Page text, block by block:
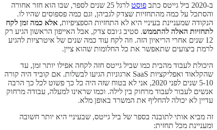
ב-2020 ביל גייטס כתב
פוסט
לרגל 25 שנים לספר, שבו הוא חזר אחורה
והסתכל על כמה מהתחזיות שצדק לגביהן, וגם כמה פספוסים שהיו לו.
הנקודה שמעניינת בעיניי היא לא התחזיות הספציפיות, אלא כמה זמן לקח
לתחזיות האלה להתממש. סטיב ג׳ובס צדק, אבל האייפון הראשון הגיע רק
12 שנים אחרי הריאיון הזה. וזה לקח עוד כמה שנים של איטרציות להגיע
לרמת ביצועים שתאפשר את כל החלומות שהוא ציין.
היכולת לעבוד מהבית כמו שביל גייטס חזה לקחה אפילו יותר זמן, עד
שהקלאוד ואפליקציות SaaS ארגוניות הגיעו לבשלות. אם קוביד היה קורה
5-10 שנים לפני 2020, אני לא בטוח שזה היה כל כך פשוט לכל כך הרבה
אנשים לעבור לעבוד מרחוק בין לילה. וכמו שראינו למעלה, עבודה מרחוק
עדיין לא יכולה להחליף את המשרד באופן מלא.
זה מביא אותי לתובנה בספר של ביל גייטס, שבעיניי היא יותר חשובה
ומעניינת מכל תחזית: